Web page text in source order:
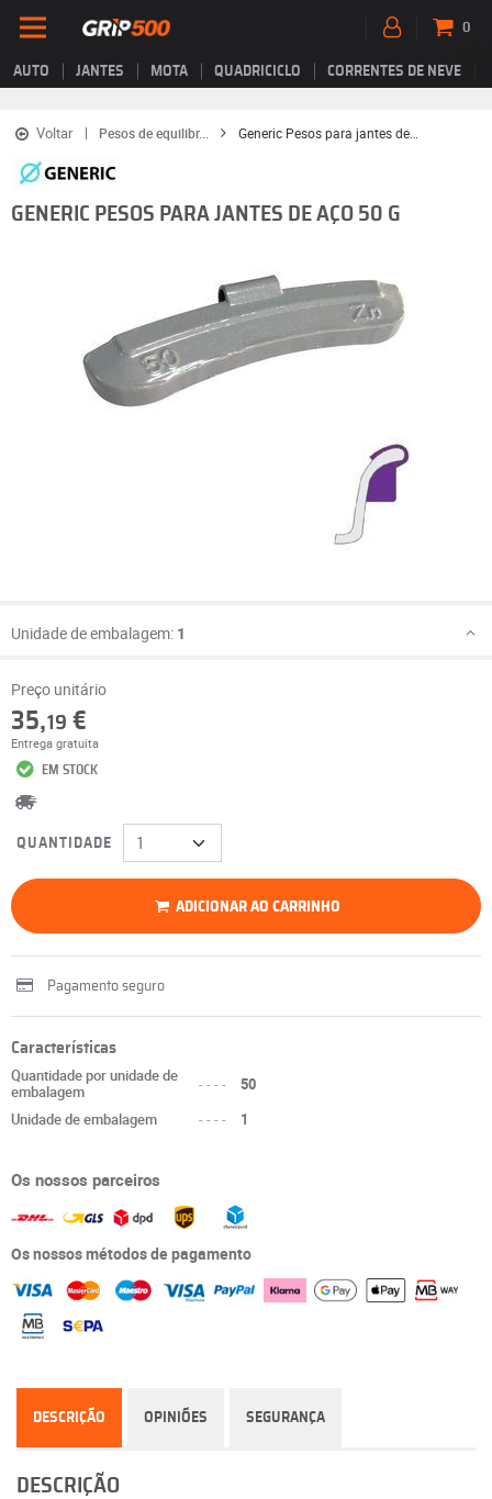
AUTO JANTES MOTA QUADRICICLO CORRENTES DE NEVE
0
Voltar Pesos de equilibr... Generic Pesos para jantes de aço 50 g
GENERIC PESOS PARA JANTES DE AÇO 50 G
Unidade de embalagem: 1
Preço unitário
35,19 €
Entrega gratuita
EM STOCK
QUANTIDADE
ADICIONAR AO CARRINHO
Pagamento seguro
Características
Quantidade por unidade de
embalagem
----
50
Unidade de embalagem
---- 1
Os nossos parceiros
Os nossos métodos de pagamento
DESCRIÇÃO OPINIÕES SEGURANÇA
DESCRIÇÃO